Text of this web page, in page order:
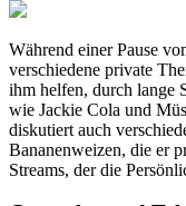
Während einer Pause
verschiedene private
ihm helfen, durch lange
wie Jackie Cola und
diskutiert auch
Bananenweizen, die er
Streams, der die